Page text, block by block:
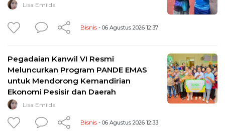
Lisa Emilda
Bisnis - 06 Agustus 2026 12:37
Pegadaian Kanwil VI Resmi
Meluncurkan Program PANDE EMAS
untuk Mendorong Kemandirian
Ekonomi Pesisir dan Daerah
Lisa Emilda
Bisnis - 06 Agustus 2026 12:33